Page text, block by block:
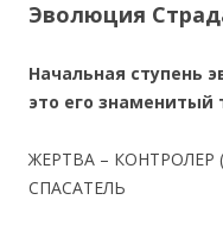
Эволюция
Начальная ступень
это его знаменитый
ЖЕРТВА –
СПАСАТЕЛЬ